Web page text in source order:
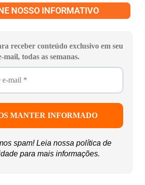
NOSSO INFORMATIVO
receber conteúdo exclusivo em seu
mail, todas as semanas.
spam! Leia nossa política de
para mais informações.